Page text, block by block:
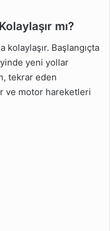
mı?
Başlangıçta
yeni yollar
tekrar eden
ve motor hareketleri